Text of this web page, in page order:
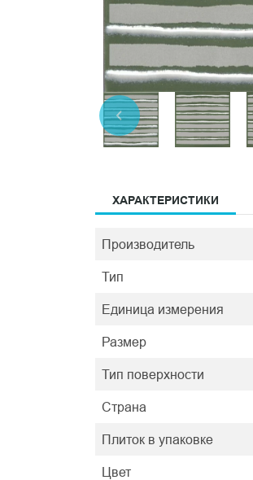
ХАРАКТЕРИСТИКИ
Производитель
Тип
Единица измерения
Размер
Тип поверхности
Страна
Плиток в упаковке
Цвет